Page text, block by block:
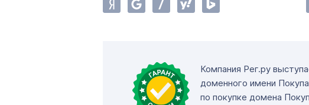
Компания Рег.ру
доменного имени
по покупке домена